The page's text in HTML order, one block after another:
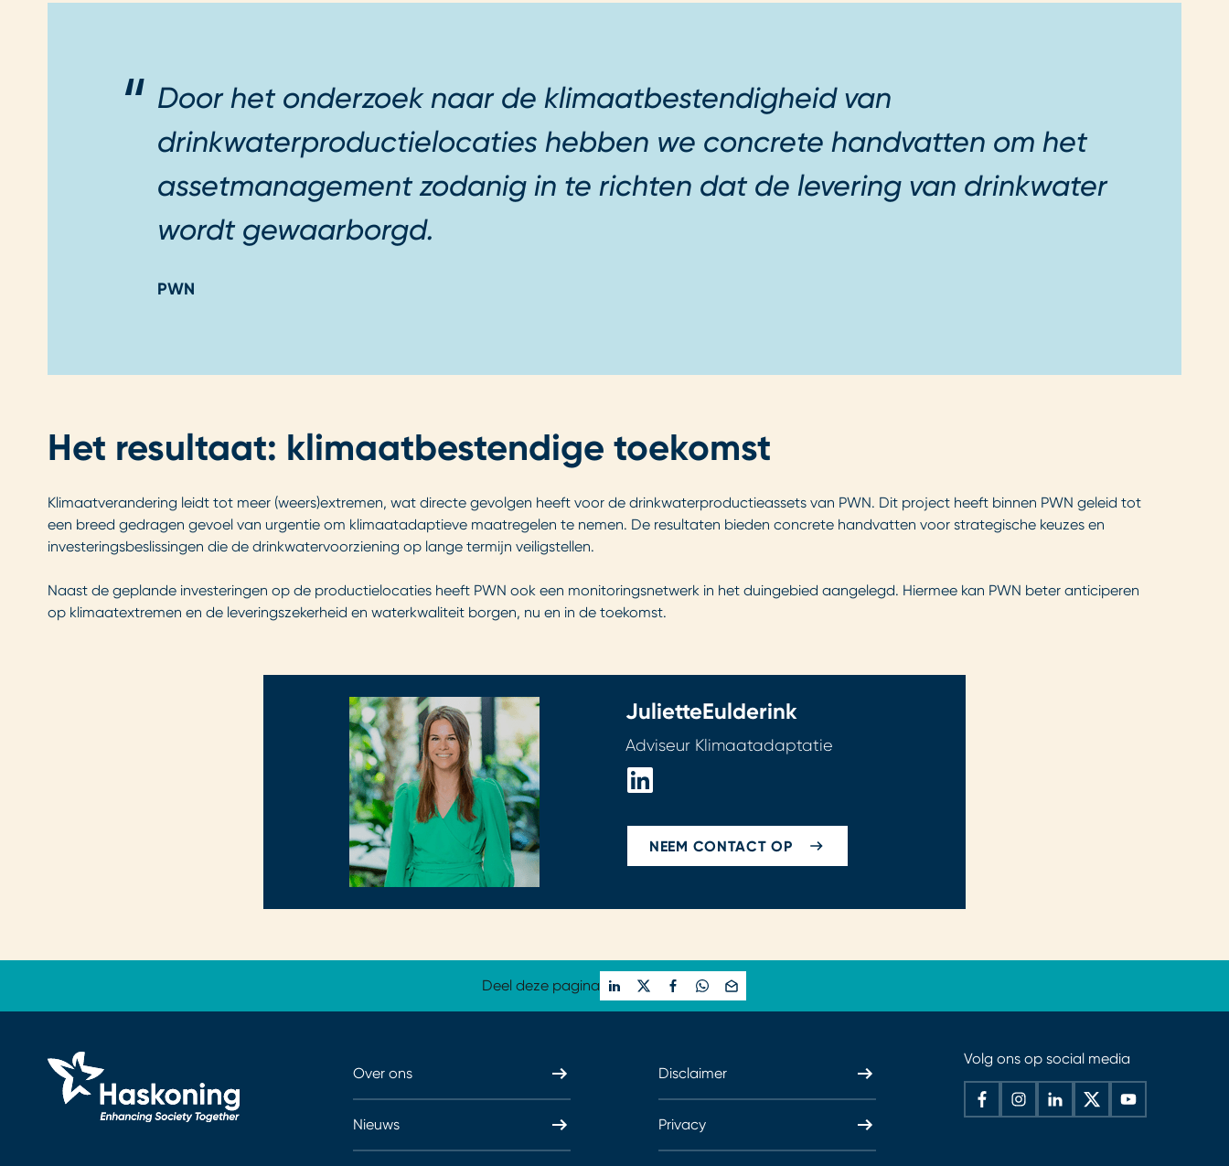
Door het onderzoek naar de klimaatbestendigheid van
drinkwaterproductielocaties hebben we concrete handvatten om het
assetmanagement zodanig in te richten dat de levering van drinkwater
wordt gewaarborgd.
PWN
Het resultaat: klimaatbestendige toekomst
Klimaatverandering leidt tot meer (weers)extremen, wat directe gevolgen heeft voor de drinkwaterproductieassets van PWN. Dit project heeft binnen PWN geleid tot
een breed gedragen gevoel van urgentie om klimaatadaptieve maatregelen te nemen. De resultaten bieden concrete handvatten voor strategische keuzes en
investeringsbeslissingen die de drinkwatervoorziening op lange termijn veiligstellen.
Naast de geplande investeringen op de productielocaties heeft PWN ook een monitoringsnetwerk in het duingebied aangelegd. Hiermee kan PWN beter anticiperen
op klimaatextremen en de leveringszekerheid en waterkwaliteit borgen, nu en in de toekomst.
JulietteEulderink
Adviseur Klimaatadaptatie
NEEM CONTACT OP
Deel deze pagina
Over ons
Nieuws
Disclaimer
Privacy
Volg ons op social media